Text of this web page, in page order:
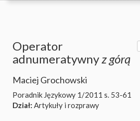
Operator
adnumeratywnyz górą
Maciej Grochowski
Poradnik Językowy 1/2011 s. 53-61
Dział: Artykuły i rozprawy